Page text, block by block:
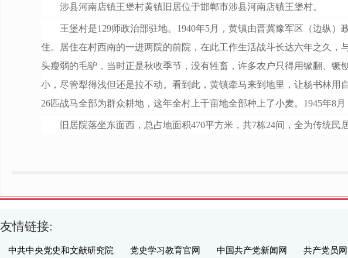
涉县河南店镇王堡村黄镇旧居位于邯郸市涉县河南店镇王堡村。
王堡村是129师政治部驻地。1940年5月，黄镇由晋冀豫军区（边纵
住。居住在村西南的一进两院的前院，在此工作生活战斗长达六年之久
头瘦弱的毛驴，当时正是秋收季节，没有牲畜，许多农户只得用锨翻、
小，尽管犁得浅但还是拉不动。看到此，黄镇牵马来到地里，让杨书林
26匹战马全部为群众耕地，这年全村上千亩地全部种上了小麦。1945年8
旧居院落坐东面西，总占地面积470平方米，共7栋24间，全为传统民居
友情链接:
中共中央党史和文献研究院 党史学习教育官网 中国共产党新闻网 共产党员网